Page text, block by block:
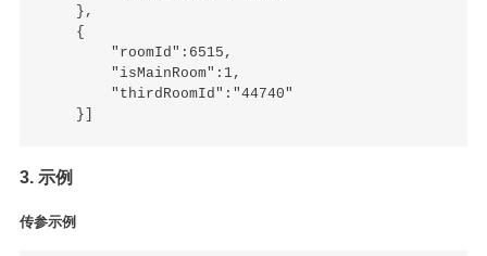
    },
    {
        "roomId":6515,
        "isMainRoom":1,
        "thirdRoomId":"44740"
3. 示例
传参示例